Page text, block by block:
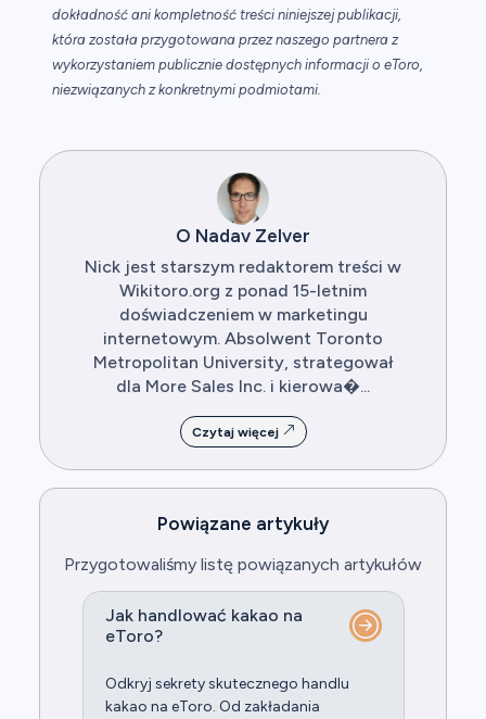
dokładność ani kompletność treści niniejszej publikacji,
która została przygotowana przez naszego partnera z
wykorzystaniem publicznie dostępnych informacji o eToro,
niezwiązanych z konkretnymi podmiotami.
O Nadav Zelver
Nick jest starszym redaktorem treści w
Wikitoro.org z ponad 15-letnim
doświadczeniem w marketingu
internetowym. Absolwent Toronto
Metropolitan University, strategował
dla More Sales Inc. i kierowa�...
Czytaj więcej
Powiązane artykuły
Przygotowaliśmy listę powiązanych artykułów
Jak handlować kakao na
eToro?
Odkryj sekrety skutecznego handlu
kakao na eToro. Od zakładania